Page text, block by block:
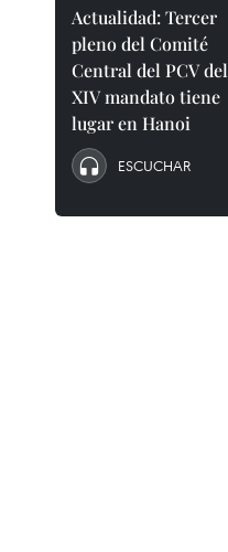
Actualidad: Tercer
pleno del Comité
Central del PCV del
XIV mandato tiene
lugar en Hanoi
ESCUCHAR